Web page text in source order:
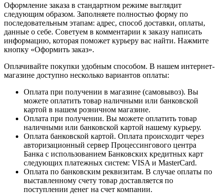
Оформление заказа в стандартном режиме выглядит
следующим образом. Заполняете полностью форму по
последовательным этапам: адрес, способ доставки, оплаты,
данные о себе. Советуем в комментарии к заказу написать
информацию, которая поможет курьеру вас найти. Нажмите
кнопку «Оформить заказ».
Оплачивайте покупки удобным способом. В нашем интернет-
магазине доступно несколько вариантов оплаты:
Оплата при получении в магазине (самовывоз). Вы
можете оплатить товар наличными или банковской
картой в нашем розничном магазине.
Оплата при получении. Вы можете оплатить товар
наличными или банковской картой нашему курьеру.
Оплата банковской картой. Оплата происходит через
авторизационный сервер Процессингового центра
Банка с использованием Банковских кредитных карт
следующих платежных систем: VISA и MasterCard.
Оплата по банковским реквизитам. В случае оплаты по
выставленному счету товар доставляется по
поступлении денег на счет компании.